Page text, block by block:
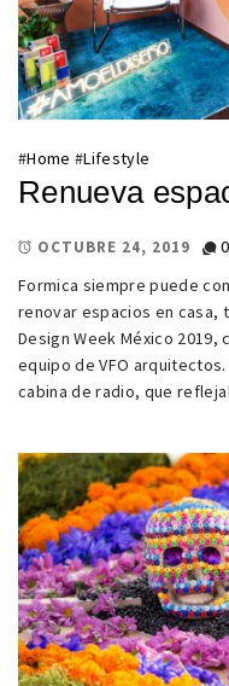
#Home #Lifestyle
Renueva
OCTUBRE 24, 2019
0
Formica siempre puede
renovar espacios en casa,
Design Week México
equipo de VFO
cabina de radio, que